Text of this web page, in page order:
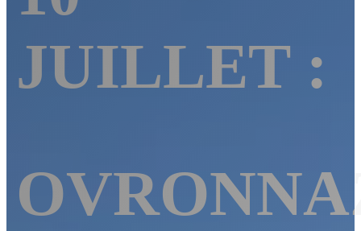
JUILLET :